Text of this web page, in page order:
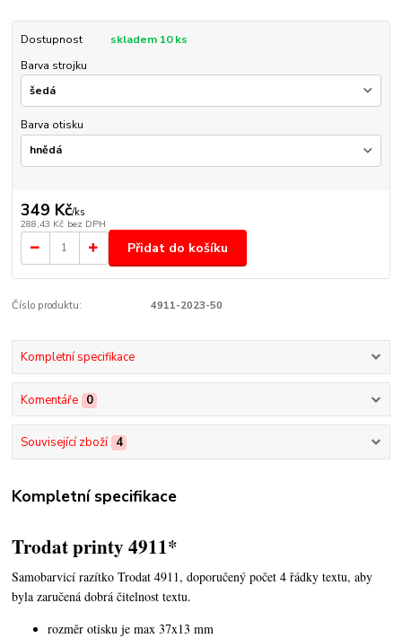
Dostupnost
skladem 10 ks
Barva strojku
Barva otisku
349 Kč/ks
288,43 Kč bez DPH
Přidat do košíku
Číslo produktu: 4911-2023-50
Kompletní specifikace
Komentáře 0
Související zboží 4
Kompletní specifikace
Trodat printy 4911*
Samobarvicí razítko Trodat 4911, doporučený počet 4 řádky textu,aby
byla zaručená dobrá čitelnost textu.
rozměr otisku je max 37x13 mm